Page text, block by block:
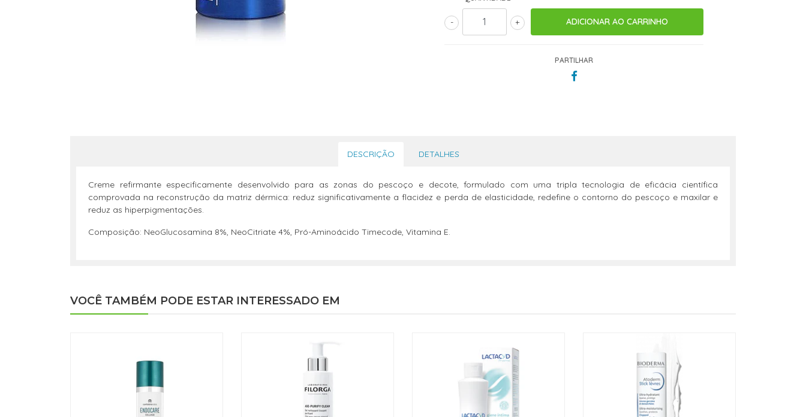
+
-
PARTILHAR
DESCRIÇÃO DETALHES
Creme refirmante especificamente desenvolvido para as zonas do pescoço e decote, formulado com uma tripla tecnologia de eficácia científica
comprovada na reconstrução da matriz dérmica: reduz significativamente a flacidez e perda de elasticidade, redefine o contorno do pescoço e maxilar e
reduz as hiperpigmentações.
Composição: NeoGlucosamina 8%, NeoCitriate 4%, Pró-Aminoácido Timecode, Vitamina E.
VOCÊ TAMBÉM PODE ESTAR INTERESSADO EM